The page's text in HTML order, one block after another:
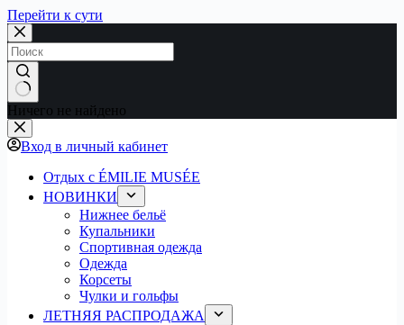
Перейти к сути
Ничего не найдено
Вход в личный кабинет
Отдых с ÉMILIE MUSÉE
НОВИНКИ
Нижнее бельё
Купальники
Спортивная одежда
Одежда
Корсеты
Чулки и гольфы
ЛЕТНЯЯ РАСПРОДАЖА